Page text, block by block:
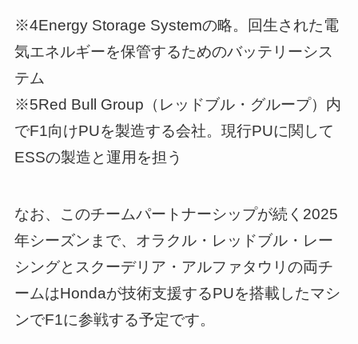
※4Energy Storage Systemの略。回生された電
気エネルギーを保管するためのバッテリーシス
テム
※5Red Bull Group（レッドブル・グループ）内
でF1向けPUを製造する会社。現行PUに関して
ESSの製造と運用を担う
なお、このチームパートナーシップが続く2025
年シーズンまで、オラクル・レッドブル・レー
シングとスクーデリア・アルファタウリの両チ
ームはHondaが技術支援するPUを搭載したマシ
ンでF1に参戦する予定です。